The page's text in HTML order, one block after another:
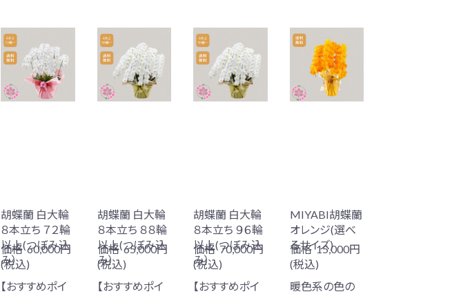
胡蝶蘭 白大輪
８本立ち ７２輪
以上(つぼみ込
み）
価格60,000円
(税込)
【おすすめポイ
胡蝶蘭 白大輪
８本立ち ８８輪
以上(つぼみ込
み）
価格65,000円
(税込)
【おすすめポイ
胡蝶蘭 白大輪
８本立ち ９６輪
以上(つぼみ込
み）
価格70,000円
(税込)
【おすすめポイ
MIYABI胡蝶蘭
オレンジ(選べ
るサイズ)
価格15,000円
(税込)
暖色系の色の